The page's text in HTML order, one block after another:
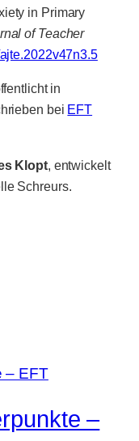
in Primary
of Teacher
in
bei EFT
Klopt, entwickelt
Schreurs.
–